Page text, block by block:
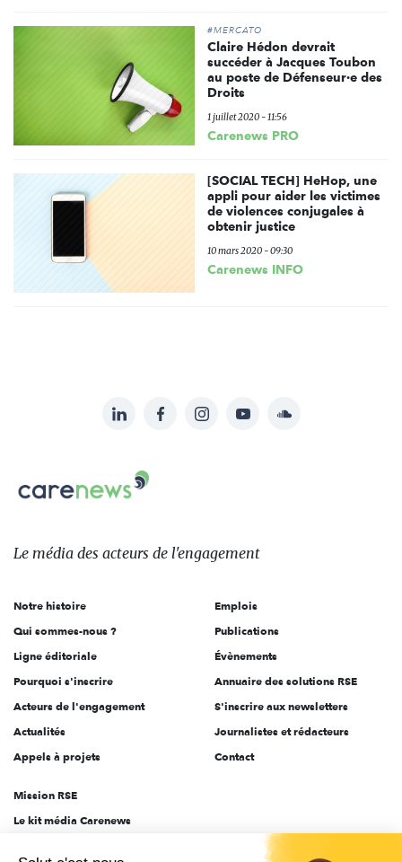
#MERCATO
Claire Hédon devrait
succéder à Jacques Toubon
au poste de Défenseur·e des
Droits
1 juillet 2020 - 11:56
Carenews PRO
[SOCIAL TECH] HeHop, une
appli pour aider les victimes
de violences conjugales à
obtenir justice
10 mars 2020 - 09:30
Carenews INFO
sur:
LinkedInFacebookInstagramYouTubeSoundcloud
Carenews,
Le
des
l'engagement
Le média des acteurs de l'engagement
Notre histoire
Qui sommes-nous ?
Ligne éditoriale
Pourquoi s'inscrire
Acteurs de l'engagement
Actualités
Appels à projets
Emplois
Publications
Évènements
Annuaire des solutions RSE
S'inscrire aux newsletters
Journalistes et rédacteurs
Contact
Mission RSE
Le kit média Carenews